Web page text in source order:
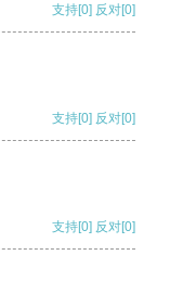
支持[0] 反对[0]
支持[0] 反对[0]
支持[0] 反对[0]